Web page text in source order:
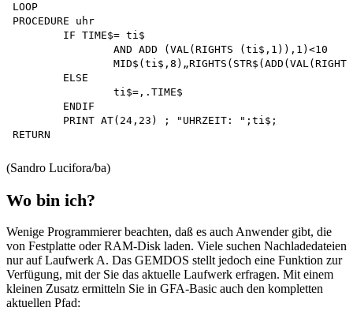
LOOP
PROCEDURE uhr
(Sandro Lucifora/ba)
Wo bin ich?
Wenige Programmierer beachten, daß es auch Anwender gibt, die
von Festplatte oder RAM-Disk laden. Viele suchen Nachladedateien
nur auf Laufwerk A. Das GEMDOS stellt jedoch eine Funktion zur
Verfügung, mit der Sie das aktuelle Laufwerk erfragen. Mit einem
kleinen Zusatz ermitteln Sie in GFA-Basic auch den kompletten
aktuellen Pfad: